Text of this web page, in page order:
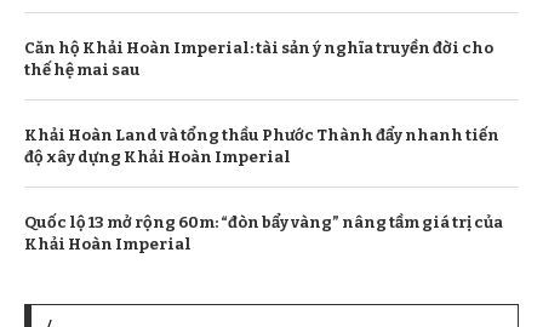
Căn hộ Khải Hoàn Imperial: tài sản ý nghĩa truyền đời cho
thế hệ mai sau
Khải Hoàn Land và tổng thầu Phước Thành đẩy nhanh tiến
độ xây dựng Khải Hoàn Imperial
Quốc lộ 13 mở rộng 60m: “đòn bẩy vàng” nâng tầm giá trị của
Khải Hoàn Imperial